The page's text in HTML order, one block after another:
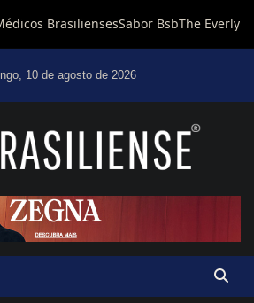
10 de agosto de 2026
notícias que trabalha por Brasília